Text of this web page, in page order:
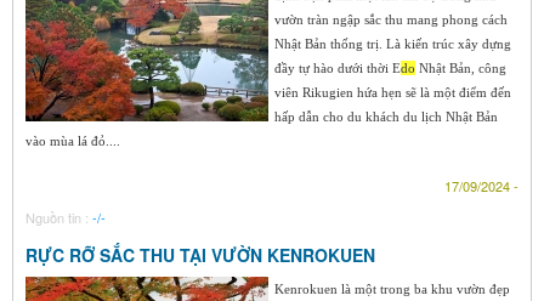
vườn tràn ngập sắc thu mang phong cách
Nhật Bản thống trị. Là kiến trúc xây dựng
đầy tự hào dưới thời Edo Nhật Bản, công
viên Rikugien hứa hẹn sẽ là một điểm đến
hấp dẫn cho du khách du lịch Nhật Bản
vào mùa lá đỏ....
17/09/2024 -
Nguồn tin : -/-
RỰC RỠ SẮC THU TẠI VƯỜN KENROKUEN
Kenrokuen là một trong ba khu vườn đẹp